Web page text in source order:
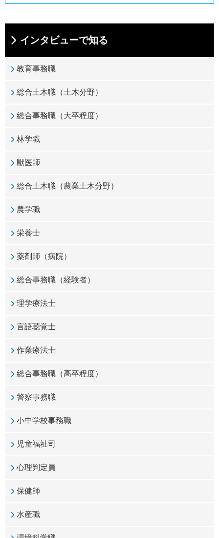
インタビューで知る
教育事務職
総合土木職（土木分野）
総合事務職（大卒程度）
林学職
獣医師
総合土木職（農業土木分野）
農学職
栄養士
薬剤師（病院）
総合事務職（経験者）
理学療法士
言語聴覚士
作業療法士
総合事務職（高卒程度）
警察事務職
小中学校事務職
児童福祉司
心理判定員
保健師
水産職